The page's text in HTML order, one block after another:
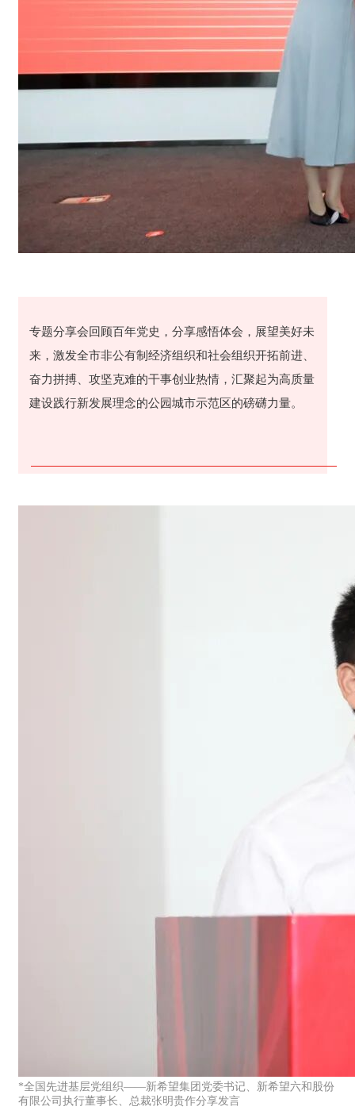
专题分享会回顾百年党史，分享感悟体会，展望美好未
来，激发全市非公有制经济组织和社会组织开拓前进、
奋力拼搏、攻坚克难的干事创业热情，汇聚起为高质量
建设践行新发展理念的公园城市示范区的磅礴力量。
*全国先进基层党组织——新希望集团党委书记、新希望六和股份
有限公司执行董事长、总裁张明贵作分享发言